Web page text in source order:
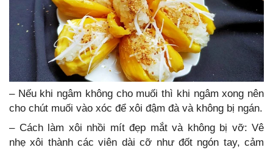
– Nếu khi ngâm không cho muối thì khi ngâm xong nên
cho chút muối vào xóc để xôi đậm đà và không bị ngán.
– Cách làm xôi nhồi mít đẹp mắt và không bị vỡ: Vê
nhẹ xôi thành các viên dài cỡ như đốt ngón tay, cảm